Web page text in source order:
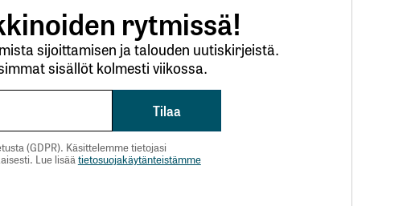
rytmissä!
sijoittamisen ja talouden uutiskirjeistä.
sisällöt kolmesti viikossa.
(GDPR). Käsittelemme tietojasi
Lue lisäätietosuojakäytänteistämme